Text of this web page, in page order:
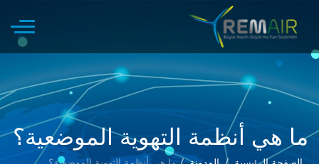
ما هي أنظمة التهوية الموضعية؟